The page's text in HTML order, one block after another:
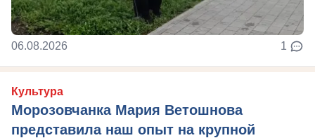
06.08.2026 1
Культура
Морозовчанка Мария Ветошнова
представила наш опыт на крупной